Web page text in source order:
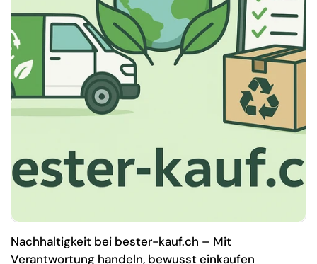
Nachhaltigkeit bei bester-kauf.ch – Mit
Verantwortung handeln, bewusst einkaufen